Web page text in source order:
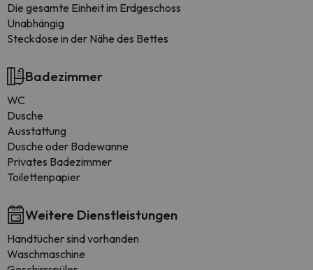
Die gesamte Einheit im Erdgeschoss
Unabhängig
Steckdose in der Nähe des Bettes
Badezimmer
WC
Dusche
Ausstattung
Dusche oder Badewanne
Privates Badezimmer
Toilettenpapier
Weitere Dienstleistungen
Handtücher sind vorhanden
Waschmaschine